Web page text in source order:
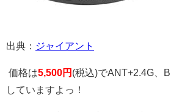
出典： ジャイアント
価格は5,500円 (税込)でANT+2.4G、
していますよっ！